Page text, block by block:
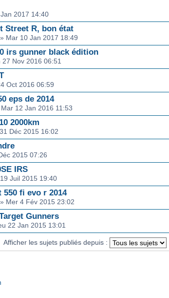
2017 14:40
Street R, bon état
» Mar 10 Jan 2017 18:49
irs gunner black édition
27 Nov 2016 06:51
Oct 2016 06:59
eps de 2014
12 Jan 2016 11:53
2000km
Déc 2015 16:02
2015 07:26
IRS
Juil 2015 19:40
fi evo r 2014
» Mer 4 Fév 2015 23:02
Gunners
22 Jan 2015 13:01
Afficher les sujets publiés depuis :